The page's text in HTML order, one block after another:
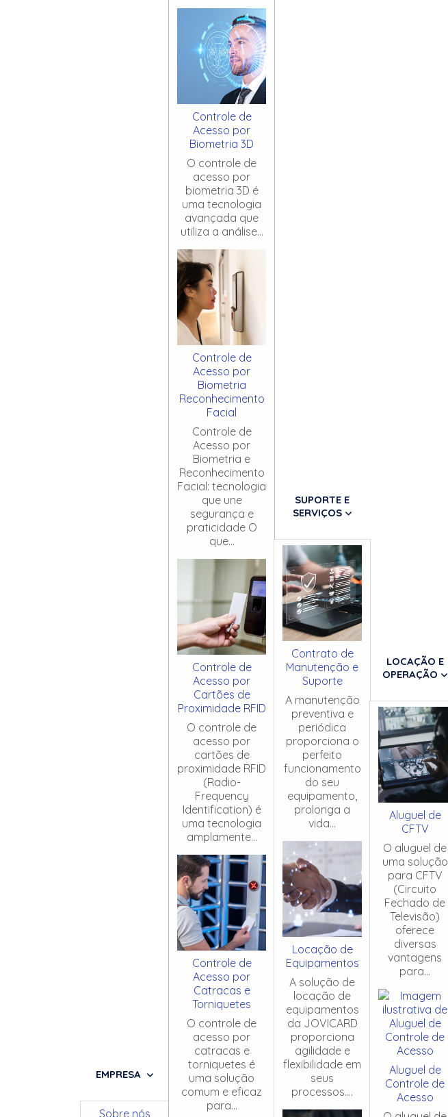
EMPRESA
Sobre nós
Controle de
Acesso por
Biometria 3D
O controle de
acesso por
biometria 3D é
uma tecnologia
avançada que
utiliza a análise...
Controle de
Acesso por
Biometria
Reconhecimento
Facial
Controle de
Acesso por
Biometria e
Reconhecimento
Facial: tecnologia
que une
segurança e
praticidade O
que...
Controle de
Acesso por
Cartões de
Proximidade RFID
O controle de
acesso por
cartões de
proximidade RFID
(Radio-
Frequency
Identification) é
uma tecnologia
amplamente...
Controle de
Acesso por
Catracas e
Torniquetes
O controle de
acesso por
catracas e
torniquetes é
uma solução
comum e eficaz
para...
SUPORTE E
SERVIÇOS
Contrato de
Manutenção e
Suporte
A manutenção
preventiva e
periódica
proporciona o
perfeito
funcionamento
do seu
equipamento,
prolonga a
vida...
Locação de
Equipamentos
A solução de
locação de
equipamentos
da JOVICARD
proporciona
agilidade e
flexibilidade em
seus
processos....
LOCAÇÃO E
OPERAÇÃO
Aluguel de
CFTV
O aluguel de
uma solução
para CFTV
(Circuito
Fechado de
Televisão)
oferece
diversas
vantagens
para...
Aluguel de
Controle de
Acesso